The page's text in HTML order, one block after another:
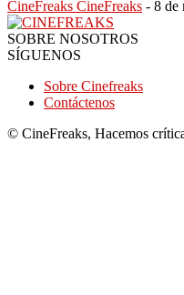
CineFreaks CineFreaks - 8 de
SOBRE NOSOTROS
SÍGUENOS
Sobre Cinefreaks
Contáctenos
© CineFreaks, Hacemos